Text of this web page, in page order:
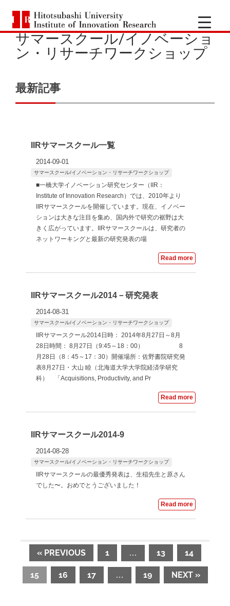
橋
大
ー
シ
ョ
ン
セ
ン
ー
Hitotsubashi
University
Institute
of
Innovation
サマースクール/イノベーショ
ン・リサーチワークショップ
最新記事
IIRサマースクール一覧
2014-09-01
サマースクール/イノベーション・リサーチワークショップ
■一橋大学イノベーション研究センター（IIR：
Institute of Innovation Research）では、2010年より
IIRサマースクールを開催しています。現在、イノベー
ションは大きな注目を集め、国内外で研究の裾野は大
きく広がっています。IIRサマースクールは、研究者の
ネットワーキングと最新の研究発表の場
Read more
IIRサマースクール2014－研究発表
2014-08-31
サマースクール/イノベーション・リサーチワークショップ
IIRサマースクール2014日時： 2014年8月27日～8月
28日時間： 8月27日（9:45～18：00） 8
月28日（8：45～17：30）開催場所：佐野書院研究発
表8月27日・大山 睦（北海道大学大学院経済学研究
科） 「Acquisitions, Productivity, and Pr
Read more
IIRサマースクール2014-9
2014-08-28
サマースクール/イノベーション・リサーチワークショップ
IIRサマースクールの最優秀発表は、生稲先生と原さん
でした〜。おめでとうございました！
Read more
« PREVIOUS 1 … 13 14
15 16 17 … 19 NEXT »